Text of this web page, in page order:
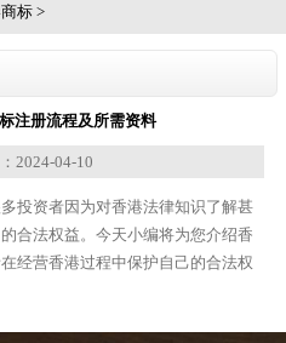
标>
注册流程及所需资料
2024-04-10
资者因为对香港法律知识了解甚
合法权益。今天小编将为您介绍香
经营香港过程中保护自己的合法权